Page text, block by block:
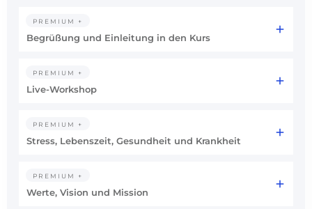
PREMIUM +
Begrüßung und Einleitung in den Kurs
PREMIUM +
Live-Workshop
PREMIUM +
Stress, Lebenszeit, Gesundheit und Krankheit
PREMIUM +
Werte, Vision und Mission